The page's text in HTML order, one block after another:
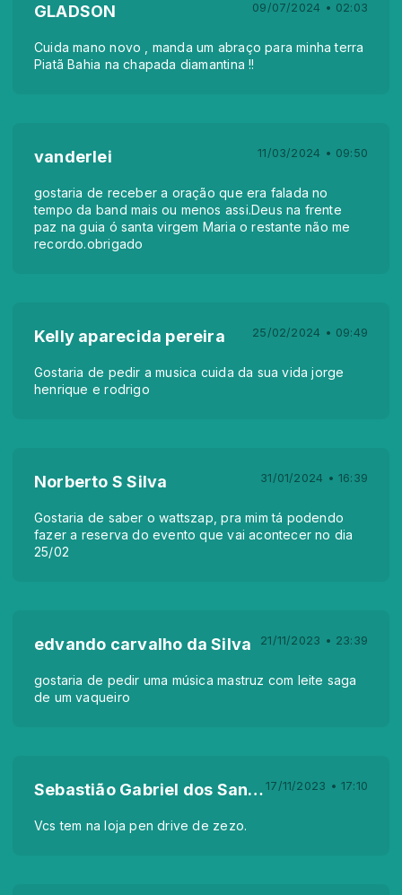
GLADSON 09/07/2024 • 02:03
Cuida mano novo , manda um abraço para minha terra
Piatã Bahia na chapada diamantina !!
vanderlei 11/03/2024 • 09:50
gostaria de receber a oração que era falada no
tempo da band mais ou menos assi.Deus na frente
paz na guia ó santa virgem Maria o restante não me
recordo.obrigado
Kelly aparecida pereira 25/02/2024 • 09:49
Gostaria de pedir a musica cuida da sua vida jorge
henrique e rodrigo
Norberto S Silva 31/01/2024 • 16:39
Gostaria de saber o wattszap, pra mim tá podendo
fazer a reserva do evento que vai acontecer no dia
25/02
edvando carvalho da Silva 21/11/2023 • 23:39
gostaria de pedir uma música mastruz com leite saga
de um vaqueiro
Sebastião Gabriel dos Santos 17/11/2023 • 17:10
Vcs tem na loja pen drive de zezo.